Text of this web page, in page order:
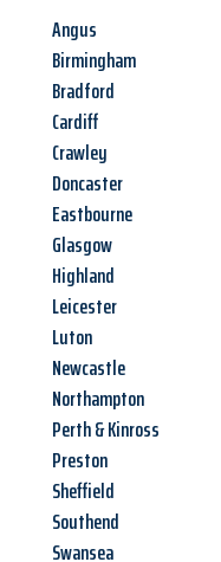
Angus
Birmingham
Bradford
Cardiff
Crawley
Doncaster
Eastbourne
Glasgow
Highland
Leicester
Luton
Newcastle
Northampton
Perth & Kinross
Preston
Sheffield
Southend
Swansea